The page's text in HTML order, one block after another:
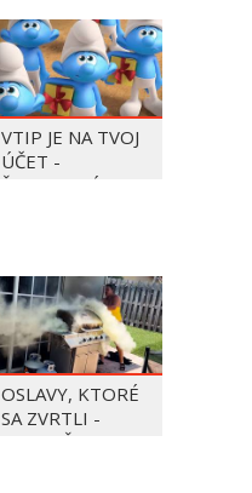
VTIP JE NA TVOJ
ÚČET -
ŠMOULOVÉ
OSLAVY, KTORÉ
SA ZVRTLI -
NAJLEPŠIE